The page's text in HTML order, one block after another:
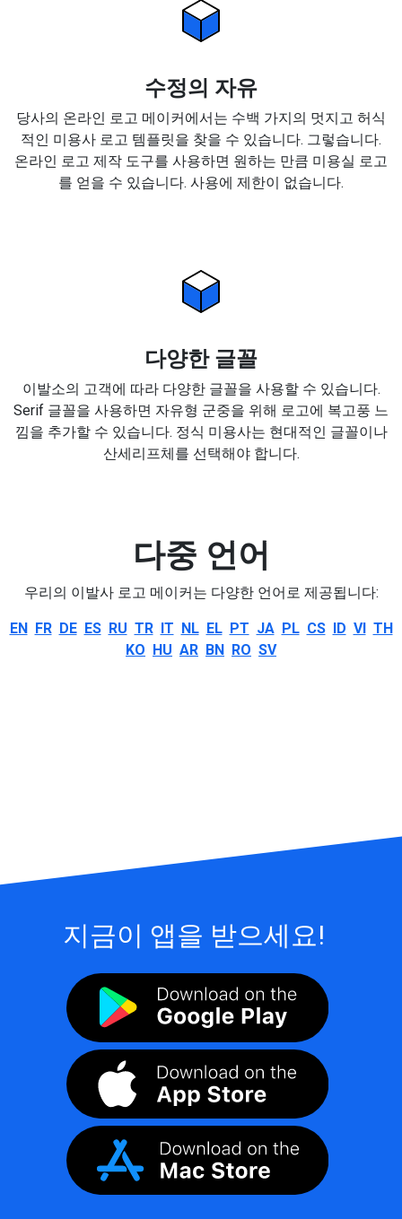
수정의 자유
당사의 온라인 로고 메이커에서는 수백 가지의 멋지고 허식
적인 미용사 로고 템플릿을 찾을 수 있습니다. 그렇습니다.
온라인 로고 제작 도구를 사용하면 원하는 만큼 미용실 로고
를 얻을 수 있습니다. 사용에 제한이 없습니다.
다양한 글꼴
이발소의 고객에 따라 다양한 글꼴을 사용할 수 있습니다.
Serif 글꼴을 사용하면 자유형 군중을 위해 로고에 복고풍 느
낌을 추가할 수 있습니다. 정식 미용사는 현대적인 글꼴이나
산세리프체를 선택해야 합니다.
다중 언어
우리의 이발사 로고 메이커는 다양한 언어로 제공됩니다:
EN FR DE ES RU TR IT NL EL PT JA PL CS ID VI TH
KO HU AR BN RO SV
지금이 앱을 받으세요!